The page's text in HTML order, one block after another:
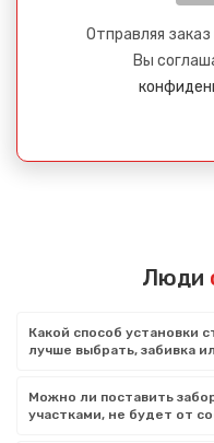
Отправляя
Вы
Люди
Какой способ установки
лучше выбрать, забивка
Можно ли поставить
участками, не будет от